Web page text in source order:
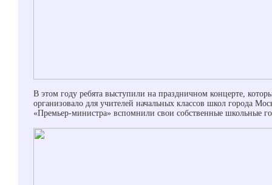
В этом году ребята выступили на праздничном концерте,
организовало для учителей начальных классов школ города
«Премьер-министра» вспомнили свои собственные школьные